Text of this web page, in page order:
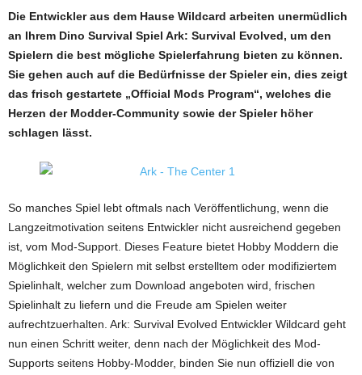
Die Entwickler aus dem Hause Wildcard arbeiten unermüdlich
an Ihrem Dino Survival Spiel Ark: Survival Evolved, um den
Spielern die best mögliche Spielerfahrung bieten zu können.
Sie gehen auch auf die Bedürfnisse der Spieler ein, dies zeigt
das frisch gestartete „Official Mods Program“, welches die
Herzen der Modder-Community sowie der Spieler höher
schlagen lässt.
So manches Spiel lebt oftmals nach Veröffentlichung, wenn die
Langzeitmotivation seitens Entwickler nicht ausreichend gegeben
ist, vom Mod-Support. Dieses Feature bietet Hobby Moddern die
Möglichkeit den Spielern mit selbst erstelltem oder modifiziertem
Spielinhalt, welcher zum Download angeboten wird, frischen
Spielinhalt zu liefern und die Freude am Spielen weiter
aufrechtzuerhalten. Ark: Survival Evolved Entwickler Wildcard geht
nun einen Schritt weiter, denn nach der Möglichkeit des Mod-
Supports seitens Hobby-Modder, binden Sie nun offiziell die von